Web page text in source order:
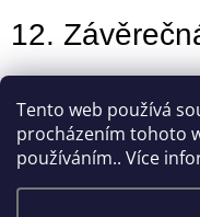
Tento web používá
procházením tohoto
používáním.. Více
12.
smlouvy, budou řešeny
a budou řešeny
nejsou dotčena